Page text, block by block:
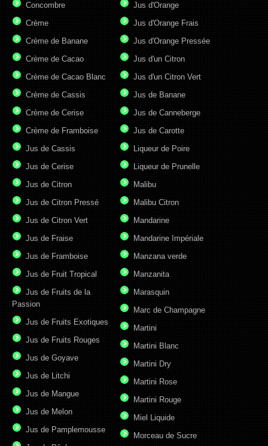
Concombre
Crème
Crème de Banane
Crème de Cacao
Crème de Cacao Blanc
Crème de Cassis
Crème de Cerise
Crème de Framboise
Jus d'Orange
Jus d'Orange Frais
Jus d'Orange Pressée
Jus d'un Citron
Jus d'un Citron Vert
Jus de Banane
Jus de Canneberge
Jus de Carotte
Jus de Cassis
Jus de Cerise
Jus de Citron
Jus de Citron Pressé
Jus de Citron Vert
Jus de Fraise
Jus de Framboise
Jus de Fruit Tropical
Jus de Fruits de la
Passion
Jus de Fruits Exotiques
Jus de Fruits Rouges
Jus de Goyave
Jus de Litchi
Jus de Mangue
Jus de Melon
Jus de Pamplemousse
Liqueur de Poire
Liqueur de Prunelle
Malibu
Malibu Citron
Mandarine
Mandarine Impériale
Manzana verde
Manzanita
Marasquin
Marc de Champagne
Martini
Martini Blanc
Martini Dry
Martini Rose
Martini Rouge
Miel Liquide
Morceau de Sucre